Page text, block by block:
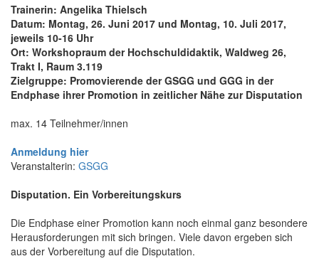
Trainerin: Angelika Thielsch
Datum: Montag, 26. Juni 2017 und Montag, 10. Juli 2017,
jeweils 10-16 Uhr
Ort: Workshopraum der Hochschuldidaktik, Waldweg 26,
Trakt I, Raum 3.119
Zielgruppe: Promovierende der GSGG und GGG in der
Endphase ihrer Promotion in zeitlicher Nähe zur Disputation
max. 14 Teilnehmer/innen
Anmeldung hier
Veranstalterin: GSGG
Disputation. Ein Vorbereitungskurs
Die Endphase einer Promotion kann noch einmal ganz besondere
Herausforderungen mit sich bringen. Viele davon ergeben sich
aus der Vorbereitung auf die Disputation.